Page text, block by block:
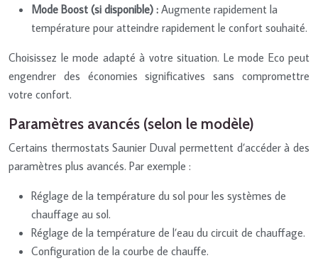
Mode Boost (si disponible) : Augmente rapidement la
température pour atteindre rapidement le confort souhaité.
Choisissez le mode adapté à votre situation. Le mode Eco peut
engendrer des économies significatives sans compromettre
votre confort.
Paramètres avancés (selon le modèle)
Certains thermostats Saunier Duval permettent d’accéder à des
paramètres plus avancés. Par exemple :
Réglage de la température du sol pour les systèmes de
chauffage au sol.
Réglage de la température de l’eau du circuit de chauffage.
Configuration de la courbe de chauffe.